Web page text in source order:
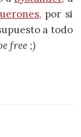
, por si
a todo
free ;)